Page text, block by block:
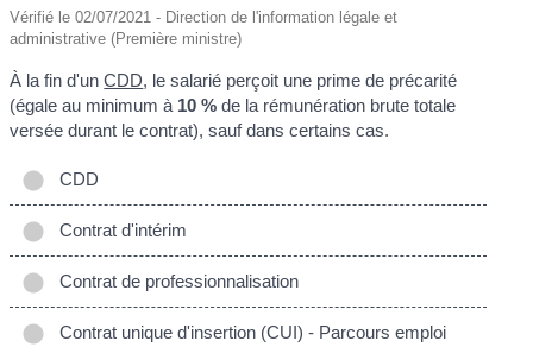
Vérifié le 02/07/2021 - Direction de l'information légale et
administrative (Première ministre)
À la fin d'unCDD, le salarié perçoit une prime de précarité
(égale au minimum à 10 % de la rémunération brute totale
versée durant le contrat), sauf dans certains cas.
CDD
Contrat d'intérim
Contrat de professionnalisation
Contrat unique d'insertion (CUI) - Parcours emploi